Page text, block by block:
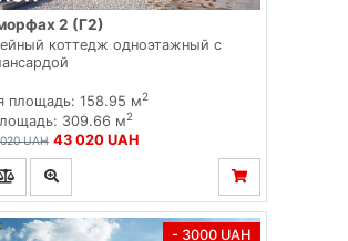
2 (Г2)
коттедж одноэтажный с
площадь: 158.95 м2
309.66 м2
UAH 43 020 UAH
- 3000 UAH